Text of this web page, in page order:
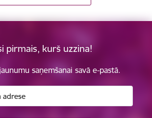
pirmais, kurš uzzina!
saņemšanai savā e-pastā.